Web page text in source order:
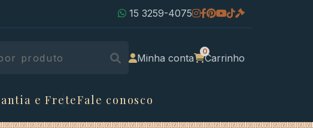
15 3259-4075
Minha conta Carrinho
e FreteFale conosco